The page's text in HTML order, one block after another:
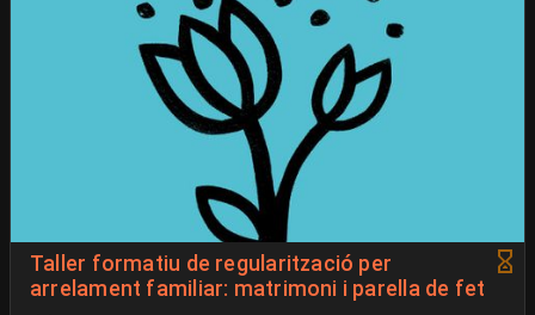
Taller formatiu de regularització per
arrelament familiar: matrimoni i parella de fet